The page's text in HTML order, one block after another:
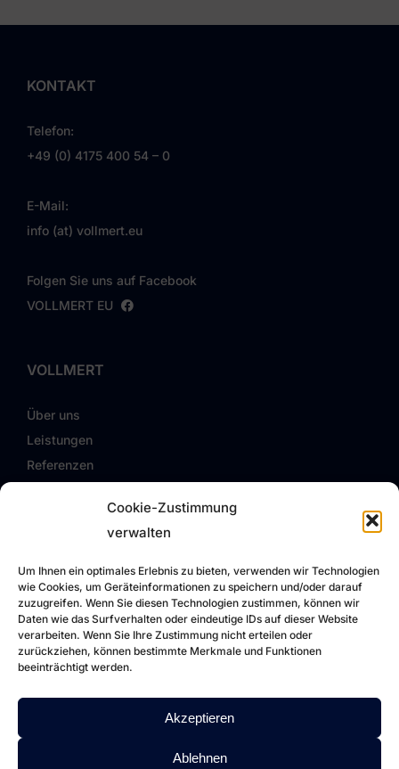
Cookie-Zustimmung
verwalten
Um Ihnen ein optimales Erlebnis zu bieten, verwenden wir Technologien
wie Cookies, um Geräteinformationen zu speichern und/oder darauf
zuzugreifen. Wenn Sie diesen Technologien zustimmen, können wir
Daten wie das Surfverhalten oder eindeutige IDs auf dieser Website
verarbeiten. Wenn Sie Ihre Zustimmung nicht erteilen oder
zurückziehen, können bestimmte Merkmale und Funktionen
beeinträchtigt werden.
Akzeptieren
Ablehnen
KONTAKT
Telefon:
+49 (0) 4175 400 54 – 0
E-Mail:
info (at) vollmert.eu
Folgen Sie uns auf Facebook
VOLLMERT EU
VOLLMERT
Über uns
Leistungen
Referenzen
Impressum
Datenschutz
DOWNLOADS
Zertifikate